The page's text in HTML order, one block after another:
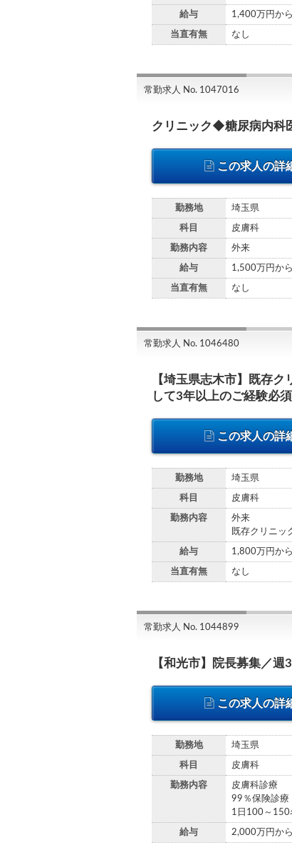
給与 1,400万円か
当直有無 なし
常勤求人 No. 1047016
クリニック◆糖尿病内科
この求人の詳
勤務地 埼玉県
科目 皮膚科
勤務内容 外来
給与 1,500万円から
当直有無 なし
常勤求人 No. 1046480
【埼玉県志木市】既存
して3年以上のご経験必
この求人の詳
勤務地 埼玉県
科目 皮膚科
勤務内容
外来
既存クリニッ
給与 1,800万円か
当直有無 なし
常勤求人 No. 1044899
【和光市】院長募集／
この求人の詳
勤務地 埼玉県
科目 皮膚科
勤務内容
皮膚科診療
99％保険診療
1日100～150
給与 2,000万円か